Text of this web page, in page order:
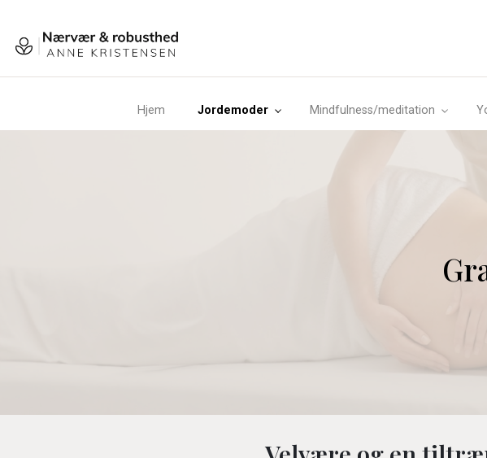
hovedindhold
Hjem Jordemoder Mindfulness/meditation